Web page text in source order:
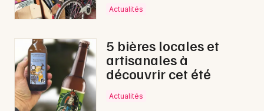
Actualités
5 bières locales et
artisanales à
découvrir cet été
Actualités